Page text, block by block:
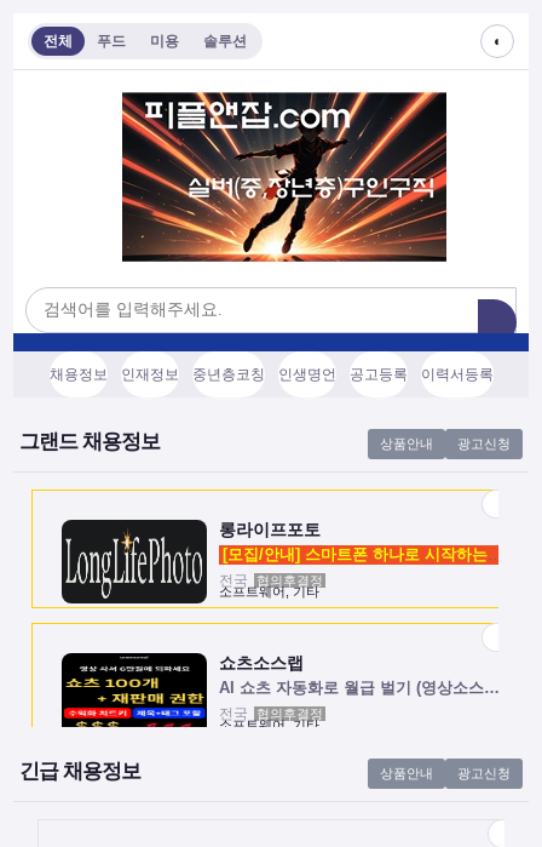
전체 푸드 미용 솔루션 ◐
채용정보 인재정보 중년층코칭 인생명언 공고등록 이력서등록
그랜드 채용정보 상품안내 광고신청
롱라이프포토
[모집/안내] 스마트폰 하나로 시작하는 …
전국
롱라이프포토
[모집/안내] 스마트폰 하나로 시작하는 …
소프트웨어, 기타
전국 협의후결정
쇼츠소스랩
AI 쇼츠 자동화로 월급 벌기 (영상소스…
소프트웨어, 기타
전국 협의후결정
[모집/안내] 스마트폰 하나로 시작하는 …
긴급 채용정보 상품안내 광고신청